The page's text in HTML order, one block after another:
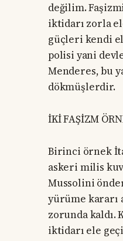
değilim.
iktidarı zorla
güçleri kendi
polisi yani
Menderes, bu
dökmüşlerdir.
İKİ FAŞİZM
Birinci örnek
askeri milis
Mussolini
yürüme kararı
zorunda kaldı.
iktidarı ele